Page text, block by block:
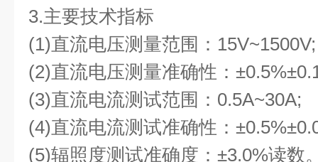
3.主要技术指标
(1)直流电压测量范围：15V~1500V;
(2)直流电压测量准确性：
(3)直流电流测试范围：0.5A~30A;
(4)直流电流测试准确性：
(5)辐照度测试准确度：±3.0%读数